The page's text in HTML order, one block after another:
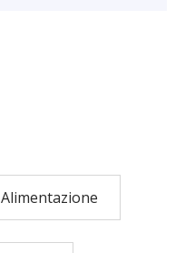
Alimentazione